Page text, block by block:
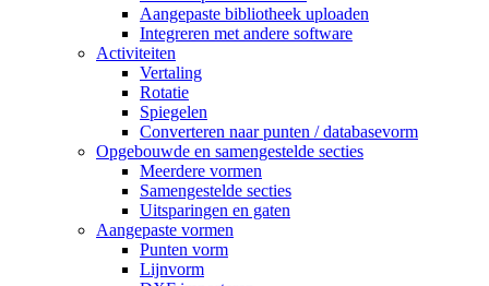
Aangepaste bibliotheek uploaden
Integreren met andere software
Activiteiten
Vertaling
Rotatie
Spiegelen
Converteren naar punten / databasevorm
Opgebouwde en samengestelde secties
Meerdere vormen
Samengestelde secties
Uitsparingen en gaten
Aangepaste vormen
Punten vorm
Lijnvorm